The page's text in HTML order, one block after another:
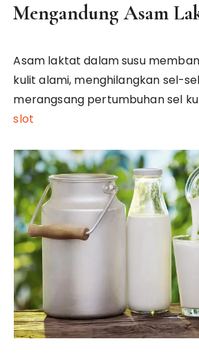
Mengandung Asam
Asam laktat dalam susu
kulit alami, menghilangkan sel-
merangsang pertumbuhan sel
slot